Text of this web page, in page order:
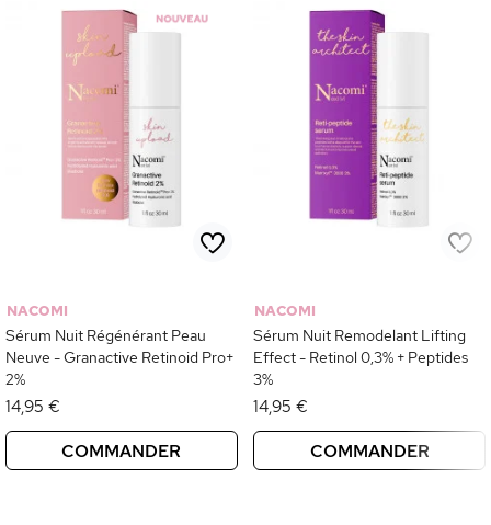
NACOMI
Sérum Nuit Régénérant Peau
Neuve - Granactive Retinoid Pro+
2%
14,95 €
COMMANDER
NACOMI
Sérum Nuit Remodelant Lifting
Effect - Retinol 0,3% + Peptides
3%
14,95 €
COMMANDER